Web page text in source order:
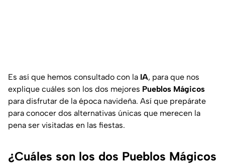
Es así que hemos consultado con la IA, para que nos
explique cuáles son los dos mejores Pueblos Mágicos
para disfrutar de la época navideña. Así que prepárate
para conocer dos alternativas únicas que merecen la
pena ser visitadas en las fiestas.
¿Cuáles son los dos Pueblos Mágicos